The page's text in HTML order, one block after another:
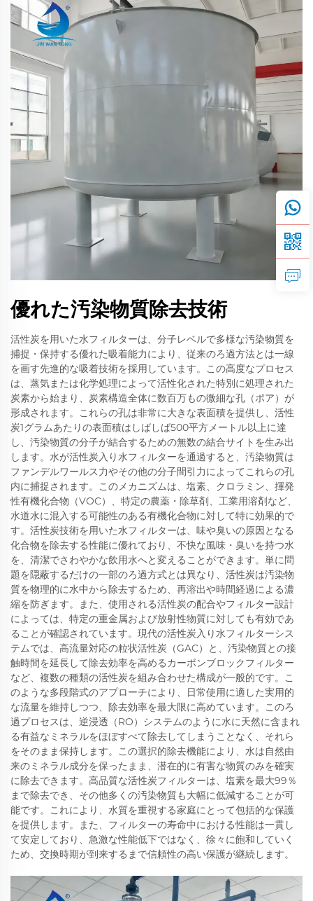
優れた汚染物質除去技術
活性炭を用いた水フィルターは、分子レベルで多様な汚染物質を
捕捉・保持する優れた吸着能力により、従来のろ過方法とは一線
を画す先進的な吸着技術を採用しています。この高度なプロセス
は、蒸気または化学処理によって活性化された特別に処理された
炭素から始まり、炭素構造全体に数百万もの微細な孔（ポア）が
形成されます。これらの孔は非常に大きな表面積を提供し、活性
炭1グラムあたりの表面積はしばしば500平方メートル以上に達
し、汚染物質の分子が結合するための無数の結合サイトを生み出
します。水が活性炭入り水フィルターを通過すると、汚染物質は
ファンデルワールス力やその他の分子間引力によってこれらの孔
内に捕捉されます。このメカニズムは、塩素、クロラミン、揮発
性有機化合物（VOC）、特定の農薬・除草剤、工業用溶剤など、
水道水に混入する可能性のある有機化合物に対して特に効果的で
す。活性炭技術を用いた水フィルターは、味や臭いの原因となる
化合物を除去する性能に優れており、不快な風味・臭いを持つ水
を、清潔でさわやかな飲用水へと変えることができます。単に問
題を隠蔽するだけの一部のろ過方式とは異なり、活性炭は汚染物
質を物理的に水中から除去するため、再溶出や時間経過による濃
縮を防ぎます。また、使用される活性炭の配合やフィルター設計
によっては、特定の重金属および放射性物質に対しても有効であ
ることが確認されています。現代の活性炭入り水フィルターシス
テムでは、高流量対応の粒状活性炭（GAC）と、汚染物質との接
触時間を延長して除去効率を高めるカーボンブロックフィルター
など、複数の種類の活性炭を組み合わせた構成が一般的です。こ
のような多段階式のアプローチにより、日常使用に適した実用的
な流量を維持しつつ、除去効率を最大限に高めています。このろ
過プロセスは、逆浸透（RO）システムのように水に天然に含まれ
る有益なミネラルをほぼすべて除去してしまうことなく、それら
をそのまま保持します。この選択的除去機能により、水は自然由
来のミネラル成分を保ったまま、潜在的に有害な物質のみを確実
に除去できます。高品質な活性炭フィルターは、塩素を最大99％
まで除去でき、その他多くの汚染物質も大幅に低減することが可
能です。これにより、水質を重視する家庭にとって包括的な保護
を提供します。また、フィルターの寿命中における性能は一貫し
て安定しており、急激な性能低下ではなく、徐々に飽和していく
ため、交換時期が到来するまで信頼性の高い保護が継続します。